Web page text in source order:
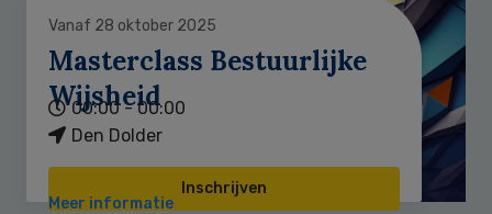
Vanaf 28 oktober 2025
Masterclass Bestuurlijke
Wijsheid
00:00 - 00:00
Den Dolder
Inschrijven
Meer informatie